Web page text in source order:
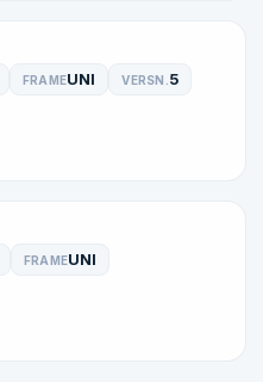
FRAMEUNI VERSN. 5
FRAMEUNI